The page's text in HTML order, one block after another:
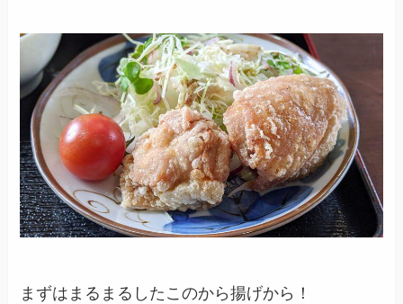
まずはまるまるしたこのから揚げから！